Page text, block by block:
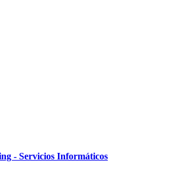
- Servicios Informáticos